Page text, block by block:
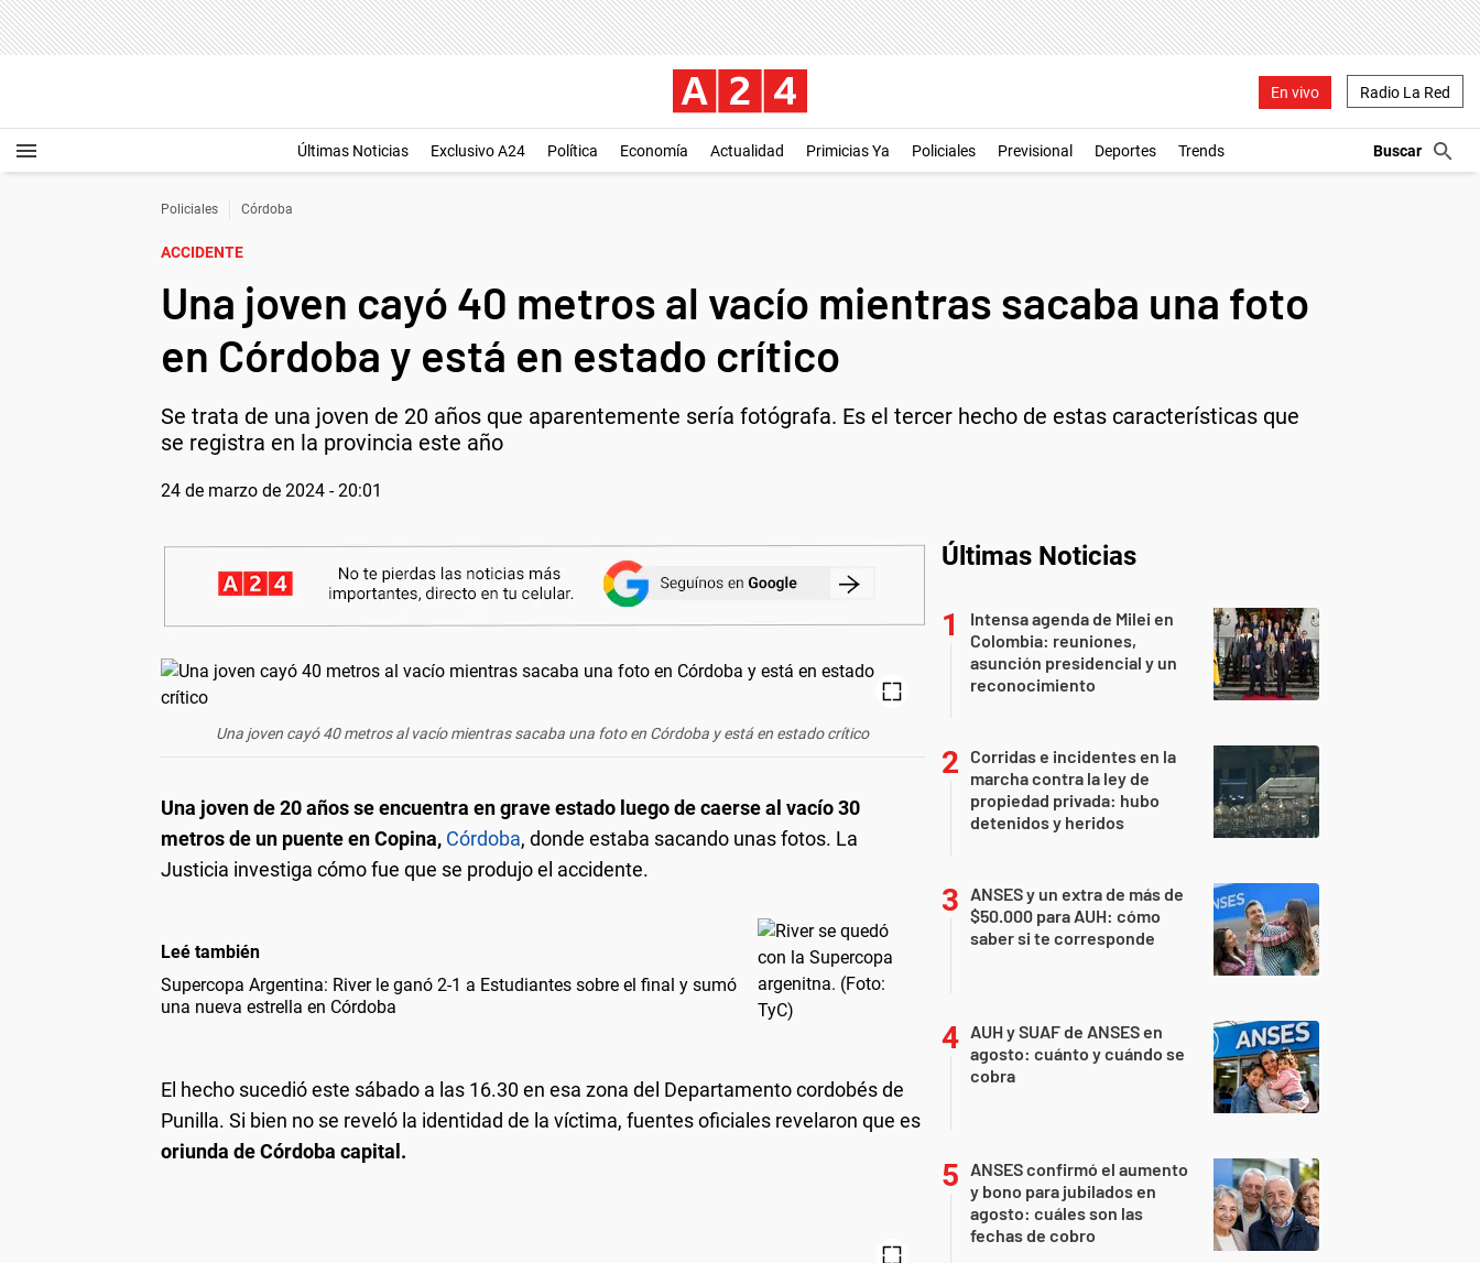
En vivo Radio La Red
Últimas Noticias Exclusivo A24 Política Economía Actualidad Primicias Ya Policiales Previsional Deportes Trends
Policiales Córdoba
ACCIDENTE
Una joven cayó 40 metros al vacío mientras sacaba una foto
en Córdoba y está en estado crítico
Se trata de una joven de 20 años que aparentemente sería fotógrafa. Es el tercer hecho de estas características que
se registra en la provincia este año
24 de marzo de 2024 - 20:01
Una joven cayó 40 metros al vacío mientras sacaba una foto en Córdoba y está en estado crítico
Una joven de 20 años se encuentra en grave estado luego de caerse al vacío 30
metros de un puente en Copina, Córdoba, donde estaba sacando unas fotos. La
Justicia investiga cómo fue que se produjo el accidente.
Leé también
Supercopa Argentina: River le ganó 2-1 a Estudiantes sobre el final y sumó
una nueva estrella en Córdoba
El hecho sucedió este sábado a las 16.30 en esa zona del Departamento cordobés de
Punilla. Si bien no se reveló la identidad de la víctima, fuentes oficiales revelaron que es
oriunda de Córdoba capital.
Últimas Noticias
Intensa agenda de Milei en
Colombia: reuniones,
asunción presidencial y un
reconocimiento
Corridas e incidentes en la
marcha contra la ley de
propiedad privada: hubo
detenidos y heridos
ANSES y un extra de más de
$50.000 para AUH: cómo
saber si te corresponde
AUH y SUAF de ANSES en
agosto: cuánto y cuándo se
cobra
ANSES confirmó el aumento
y bono para jubilados en
agosto: cuáles son las
fechas de cobro